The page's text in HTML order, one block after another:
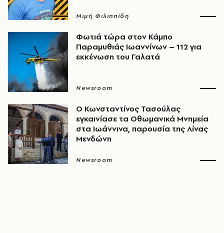
Μιμή Φιλιππίδη
Φωτιά τώρα στον Κάμπο
Παραμυθιάς Ιωαννίνων – 112 για
εκκένωση του Γαλατά
Newsroom
Ο Κωνσταντίνος Τασούλας
εγκαινίασε τα Οθωμανικά Μνημεία
στα Ιωάννινα, παρουσία της Λίνας
Μενδώνη
Newsroom